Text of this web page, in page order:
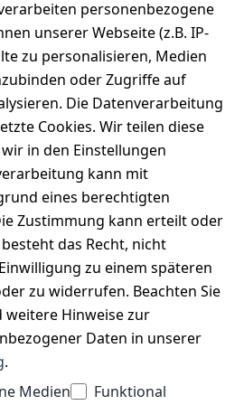
personenbezogene
unserer Webseite (z.B. IP-
zu personalisieren, Medien
oder Zugriffe auf
Die Datenverarbeitung
Cookies. Wir teilen diese
in den Einstellungen
kann mit
eines berechtigten
Zustimmung kann erteilt oder
das Recht, nicht
zu einem späteren
zu widerrufen. Beachten Sie
weitere Hinweise zur
Daten in unserer
.
Medien
Funktional